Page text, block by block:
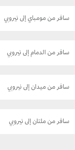
سافر من مومباي إلى نيروبي
سافر من الدمام إلى نيروبي
سافر من ميدان إلى نيروبي
سافر من ملتان إلى نيروبي